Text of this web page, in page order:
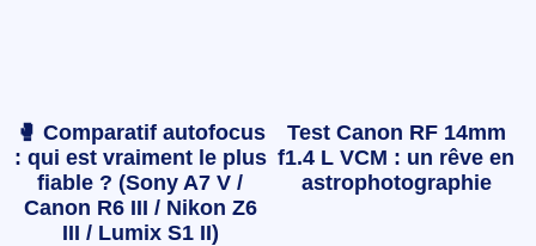
🥊 Comparatif autofocus
: qui est vraiment le plus
fiable ? (Sony A7 V /
Canon R6 III / Nikon Z6
III / Lumix S1 II)
Test Canon RF 14mm
f1.4 L VCM : un rêve en
astrophotographie